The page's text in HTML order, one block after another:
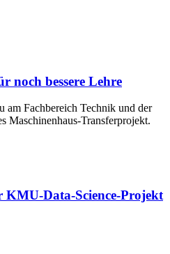
noch bessere Lehre
am Fachbereich Technik und der
Maschinenhaus-Transferprojekt.
Data-Science-Projekt